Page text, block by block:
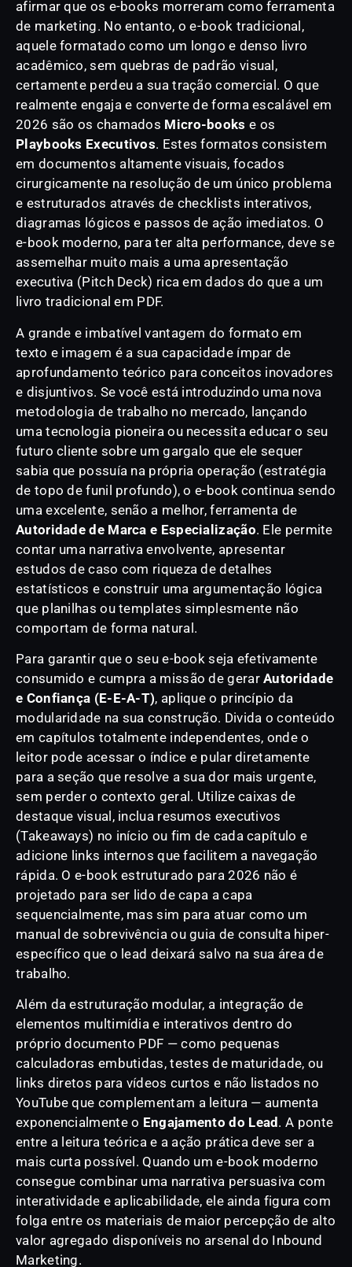
afirmar que os e-books morreram como ferramenta
de marketing. No entanto, o e-book tradicional,
aquele formatado como um longo e denso livro
acadêmico, sem quebras de padrão visual,
certamente perdeu a sua tração comercial. O que
realmente engaja e converte de forma escalável em
2026 são os chamados Micro-books e os
Playbooks Executivos. Estes formatos consistem
em documentos altamente visuais, focados
cirurgicamente na resolução de um único problema
e estruturados através de checklists interativos,
diagramas lógicos e passos de ação imediatos. O
e-book moderno, para ter alta performance, deve se
assemelhar muito mais a uma apresentação
executiva (Pitch Deck) rica em dados do que a um
livro tradicional em PDF.
A grande e imbatível vantagem do formato em
texto e imagem é a sua capacidade ímpar de
aprofundamento teórico para conceitos inovadores
e disjuntivos. Se você está introduzindo uma nova
metodologia de trabalho no mercado, lançando
uma tecnologia pioneira ou necessita educar o seu
futuro cliente sobre um gargalo que ele sequer
sabia que possuía na própria operação (estratégia
de topo de funil profundo), o e-book continua sendo
uma excelente, senão a melhor, ferramenta de
Autoridade de Marca e Especialização. Ele permite
contar uma narrativa envolvente, apresentar
estudos de caso com riqueza de detalhes
estatísticos e construir uma argumentação lógica
que planilhas ou templates simplesmente não
comportam de forma natural.
Para garantir que o seu e-book seja efetivamente
consumido e cumpra a missão de gerarAutoridade
e Confiança (E-E-A-T), aplique o princípio da
modularidade na sua construção. Divida o conteúdo
em capítulos totalmente independentes, onde o
leitor pode acessar o índice e pular diretamente
para a seção que resolve a sua dor mais urgente,
sem perder o contexto geral. Utilize caixas de
destaque visual, inclua resumos executivos
(Takeaways) no início ou fim de cada capítulo e
adicione links internos que facilitem a navegação
rápida. O e-book estruturado para 2026 não é
projetado para ser lido de capa a capa
sequencialmente, mas sim para atuar como um
manual de sobrevivência ou guia de consulta hiper-
específico que o lead deixará salvo na sua área de
trabalho.
Além da estruturação modular, a integração de
elementos multimídia e interativos dentro do
próprio documento PDF — como pequenas
calculadoras embutidas, testes de maturidade, ou
links diretos para vídeos curtos e não listados no
YouTube que complementam a leitura — aumenta
exponencialmente o Engajamento do Lead . A ponte
entre a leitura teórica e a ação prática deve ser a
mais curta possível. Quando um e-book moderno
consegue combinar uma narrativa persuasiva com
interatividade e aplicabilidade, ele ainda figura com
folga entre os materiais de maior percepção de alto
valor agregado disponíveis no arsenal do Inbound
Marketing.